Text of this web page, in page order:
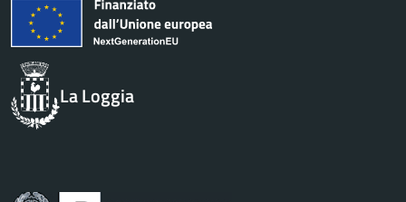
La Loggia